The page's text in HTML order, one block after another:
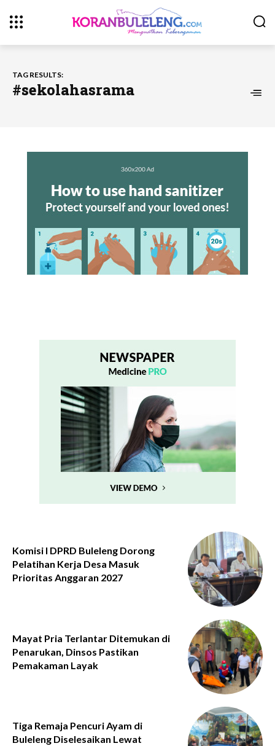
TAG RESULTS:
#sekolahasrama
Komisi I DPRD Buleleng Dorong
Pelatihan Kerja Desa Masuk
Prioritas Anggaran 2027
Mayat Pria Terlantar Ditemukan di
Penarukan, Dinsos Pastikan
Pemakaman Layak
Tiga Remaja Pencuri Ayam di
Buleleng Diselesaikan Lewat